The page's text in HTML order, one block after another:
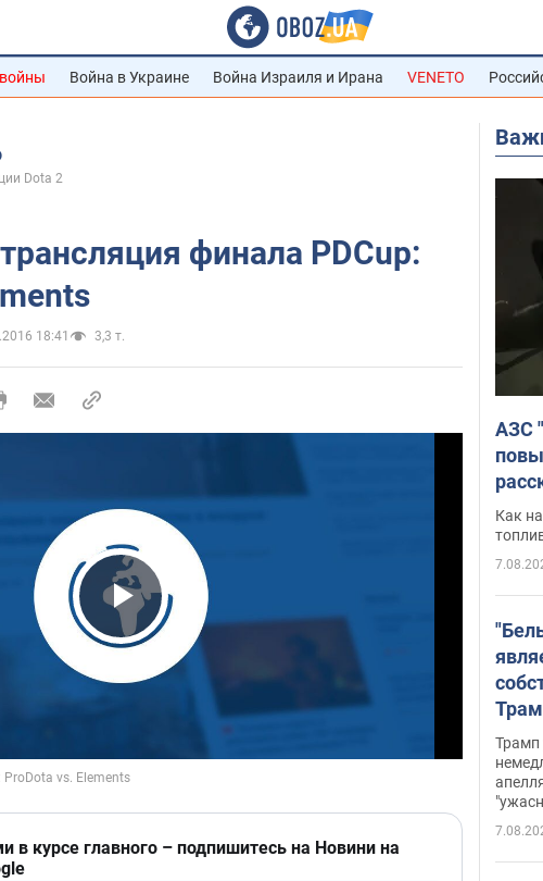
Война в Украине Война Израиля и Ирана VENETO
Dota 2
финала PDCup:
18:41 3,3 т.
Play Video
в курсе главного – подпишитесь на Новини на
АЗС
Как
Трамп